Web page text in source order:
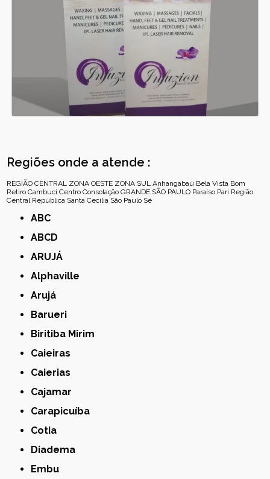
Regiões onde a atende :
REGIÃO CENTRAL ZONA OESTE ZONA SUL Anhangabaú Bela Vista Bom
Retiro Cambuci Centro Consolação GRANDE SÃO PAULO Paraíso Pari Região
Central República Santa Cecília São Paulo Sé
ABC
ABCD
ARUJÁ
Alphaville
Arujá
Barueri
Biritiba Mirim
Caieiras
Caierias
Cajamar
Carapicuíba
Cotia
Diadema
Embu